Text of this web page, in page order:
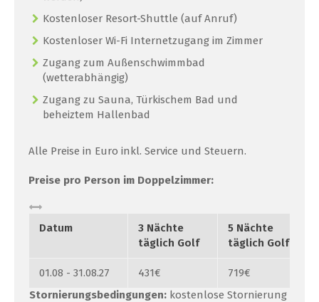
Kostenloser Resort-Shuttle (auf Anruf)
Kostenloser Wi-Fi Internetzugang im Zimmer
Zugang zum Außenschwimmbad
(wetterabhängig)
Zugang zu Sauna, Türkischem Bad und
beheiztem Hallenbad
Alle Preise in Euro inkl. Service und Steuern.
Preise pro Person im Doppelzimmer:
Datum
3 Nächte
täglich Golf
5 Nächte
täglich Golf
01.08 - 31.08.27 431€ 719€
Stornierungsbedingungen: kostenlose Stornierung